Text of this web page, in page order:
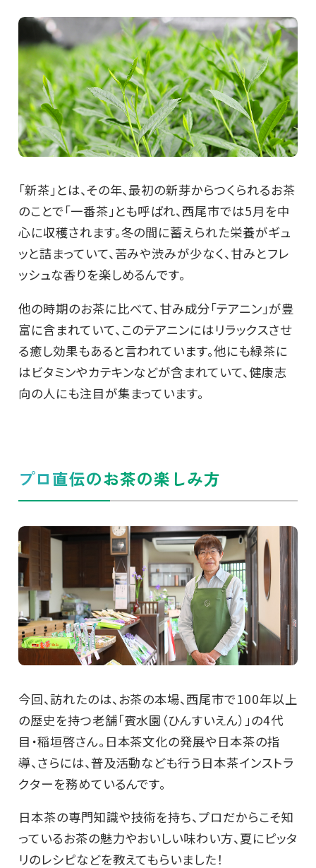
「新茶」とは、その年、最初の新芽からつくられるお茶
のことで「一番茶」とも呼ばれ、西尾市では5月を中
心に収穫されます。冬の間に蓄えられた栄養がギュ
ッと詰まっていて、苦みや渋みが少なく、甘みとフレ
ッシュな香りを楽しめるんです。
他の時期のお茶に比べて、甘み成分「テアニン」が豊
富に含まれていて、このテアニンにはリラックスさせ
る癒し効果もあると言われています。他にも緑茶に
はビタミンやカテキンなどが含まれていて、健康志
向の人にも注目が集まっています。
プロ直伝のお茶の楽しみ方
今回、訪れたのは、お茶の本場、西尾市で100年以上
の歴史を持つ老舗「賓水園（ひんすいえん）」の4代
目・稲垣啓さん。日本茶文化の発展や日本茶の指
導、さらには、普及活動なども行う日本茶インストラ
クターを務めているんです。
日本茶の専門知識や技術を持ち、プロだからこそ知
っているお茶の魅力やおいしい味わい方、夏にピッタ
リのレシピなどを教えてもらいました！